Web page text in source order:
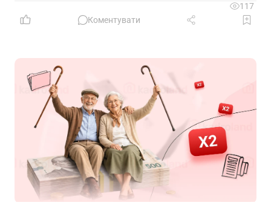
117
Коментувати